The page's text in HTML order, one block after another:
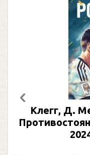
Клегг, Д.
Предыдущий